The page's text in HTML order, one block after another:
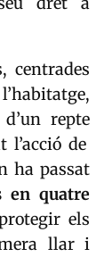
centrades
repte
l’acció de
ha passat
en quatre
els
llar i